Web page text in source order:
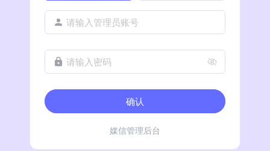
请输入管理员账号
请输入密码
确认
媒信管理后台